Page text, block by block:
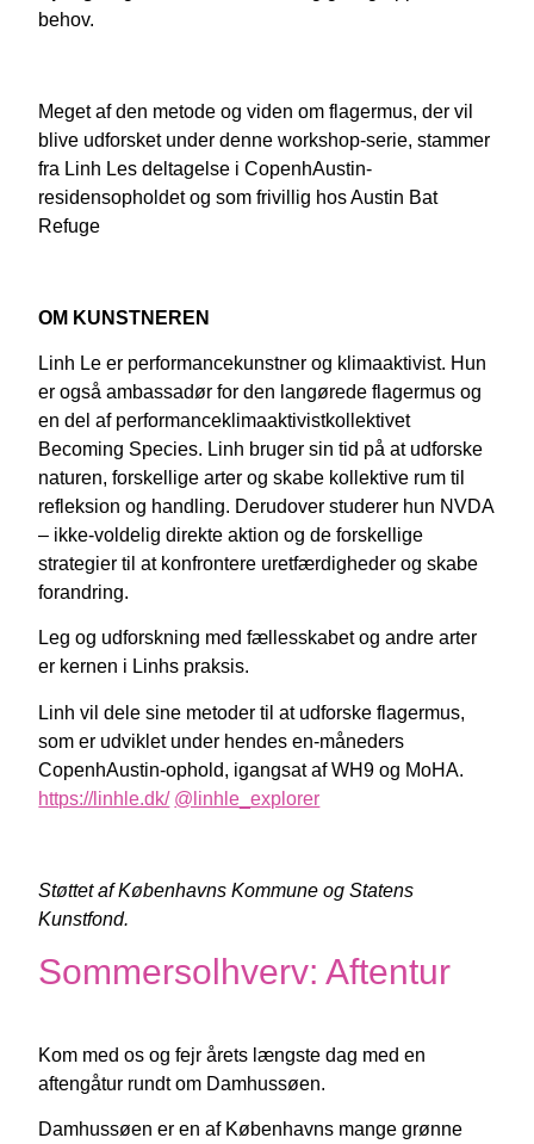
behov.
Meget af den metode og viden om flagermus, der vil
blive udforsket under denne workshop-serie, stammer
fra Linh Les deltagelse i CopenhAustin-
residensopholdet og som frivillig hos Austin Bat
Refuge
OM KUNSTNEREN
Linh Le er performancekunstner og klimaaktivist. Hun
er også ambassadør for den langørede flagermus og
en del af performanceklimaaktivistkollektivet
Becoming Species. Linh bruger sin tid på at udforske
naturen, forskellige arter og skabe kollektive rum til
refleksion og handling. Derudover studerer hun NVDA
– ikke-voldelig direkte aktion og de forskellige
strategier til at konfrontere uretfærdigheder og skabe
forandring.
Leg og udforskning med fællesskabet og andre arter
er kernen i Linhs praksis.
Linh vil dele sine metoder til at udforske flagermus,
som er udviklet under hendes en-måneders
CopenhAustin-ophold, igangsat af WH9 og MoHA.
https://linhle.dk/ @linhle_explorer
Støttet af Københavns Kommune og Statens
Kunstfond.
Sommersolhverv: Aftentur
Kom med os og fejr årets længste dag med en
aftengåtur rundt om Damhussøen.
Damhussøen er en af Københavns mange grønne